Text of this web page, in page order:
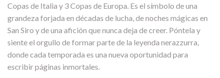
Copas de Italia y 3 Copas de Europa. Es el símbolo de una
grandeza forjada en décadas de lucha, de noches mágicas en
San Siro y de una afición que nunca deja de creer. Póntela y
siente el orgullo de formar parte de la leyenda nerazzurra,
donde cada temporada es una nueva oportunidad para
escribir páginas inmortales.